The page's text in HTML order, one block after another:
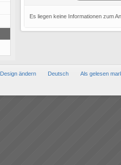
Es liegen keine Informationen zum
Design ändern Deutsch
Als gelesen